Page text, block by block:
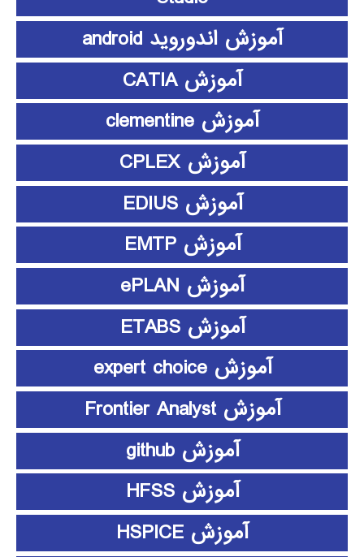
آموزش اندوروید android
آموزش CATIA
آموزش clementine
آموزش CPLEX
آموزش EDIUS
آموزش EMTP
آموزش ePLAN
آموزش ETABS
آموزش expert choice
آموزش Frontier Analyst
آموزش github
آموزش HFSS
آموزش HSPICE